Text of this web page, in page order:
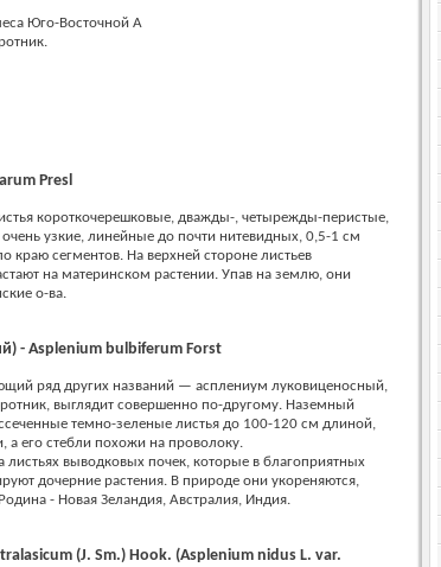
Юго-Восточной А
Presl
короткочерешковые, дважды-, четырежды-перистые,
узкие, линейные до почти нитевидных, 0,5-1 см
сегментов. На верхней стороне листьев
на материнском растении. Упав на землю, они
о-ва.
- Asplenium bulbiferum Forst
ряд других названий — асплениум луковиценосный,
выглядит совершенно по-другому. Наземный
темно-зеленые листья до 100-120 см длиной,
а его стебли похожи на проволоку.
листьях выводковых почек, которые в благоприятных
дочерние растения. В природе они укореняются,
- Новая Зеландия, Австралия, Индия.
(J. Sm.) Hook. (Asplenium nidus L. var.